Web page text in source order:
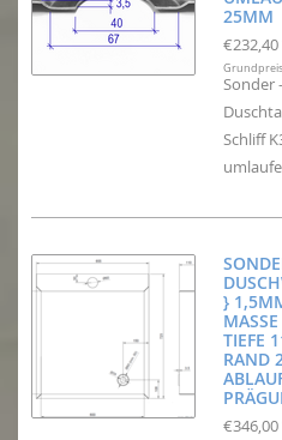
5MM
€232,40
Sonder
Schliff
}
IEFE
AND
LAUF
€346,00